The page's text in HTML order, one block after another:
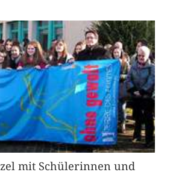
mit Schülerinnen und